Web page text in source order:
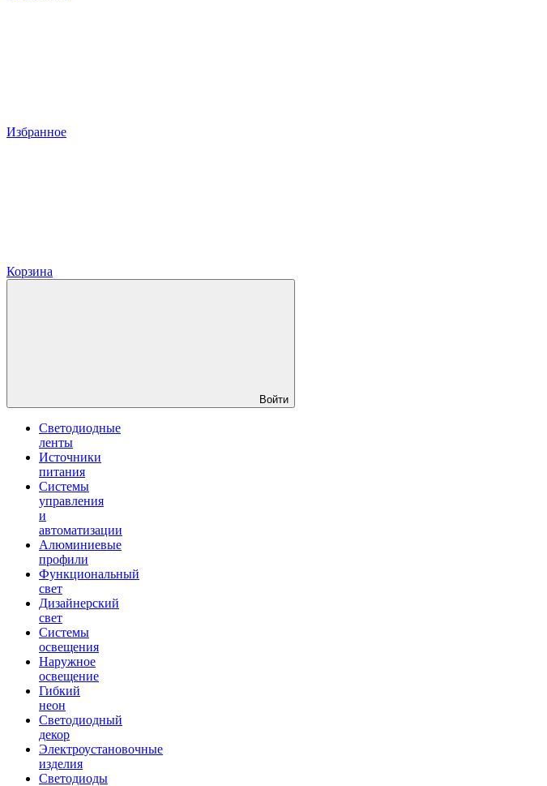
Избранное
Корзина
Войти
Светодиодные
ленты
Источники
питания
Системы
управления
и
автоматизации
Алюминиевые
профили
Функциональный
свет
Дизайнерский
свет
Системы
освещения
Наружное
освещение
Гибкий
неон
Светодиодный
декор
Электроустановочные
изделия
Светодиоды